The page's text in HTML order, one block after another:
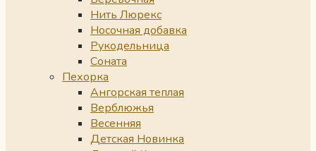
Нить Люрекс
Носочная добавка
Рукодельница
Соната
Пехорка
Ангорская теплая
Верблюжья
Весенняя
Детская Новинка